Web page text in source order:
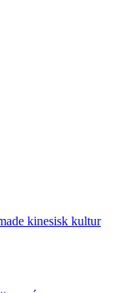
kinesisk kultur